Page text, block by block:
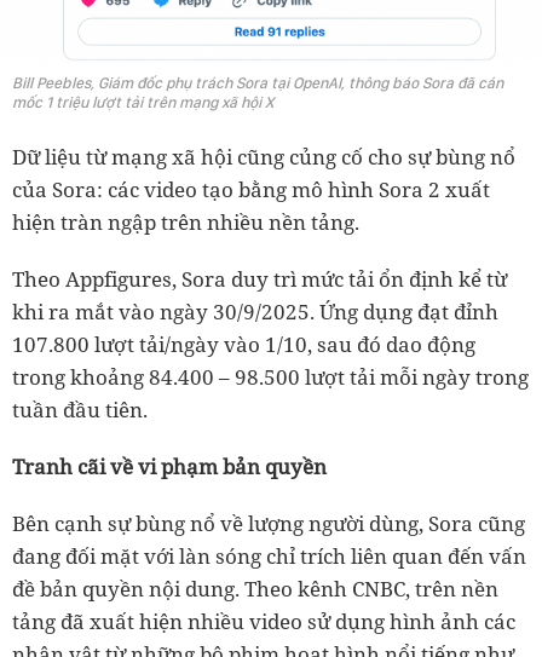
Bill Peebles, Giám đốc phụ trách Sora tại OpenAI, thông báo Sora đã cán
mốc 1 triệu lượt tải trên mạng xã hội X
Dữ liệu từ mạng xã hội cũng củng cố cho sự bùng nổ
của Sora: các video tạo bằng mô hình Sora 2 xuất
hiện tràn ngập trên nhiều nền tảng.
Theo Appfigures, Sora duy trì mức tải ổn định kể từ
khi ra mắt vào ngày 30/9/2025. Ứng dụng đạt đỉnh
107.800 lượt tải/ngày vào 1/10, sau đó dao động
trong khoảng 84.400 – 98.500 lượt tải mỗi ngày trong
tuần đầu tiên.
Tranh cãi về vi phạm bản quyền
Bên cạnh sự bùng nổ về lượng người dùng, Sora cũng
đang đối mặt với làn sóng chỉ trích liên quan đến vấn
đề bản quyền nội dung. Theo kênh CNBC, trên nền
tảng đã xuất hiện nhiều video sử dụng hình ảnh các